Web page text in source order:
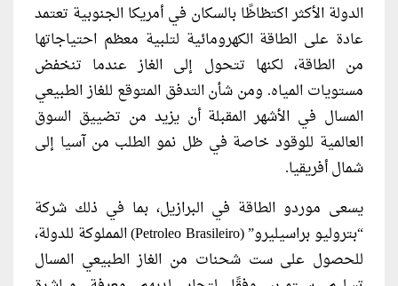
الدولة الأكثر اكتظاظًا بالسكان في أمريكا الجنوبية تعتمد
عادة على الطاقة الكهرومائية لتلبية معظم احتياجاتها
من الطاقة، لكنها تتحول إلى الغاز عندما تنخفض
مستويات المياه. ومن شأن التدفق المتوقع للغاز الطبيعي
المسال في الأشهر المقبلة أن يزيد من تضييق السوق
العالمية للوقود خاصة في ظل نمو الطلب من آسيا إلى
شمال أفريقيا.
يسعى موردو الطاقة في البرازيل، بما في ذلك شركة
“بتروليو براسيليرو” (Petroleo Brasileiro) المملوكة للدولة،
للحصول على ست شحنات من الغاز الطبيعي المسال